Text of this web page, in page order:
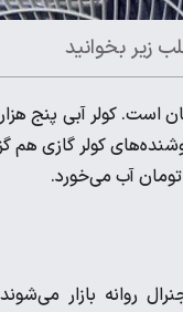
زیر بخوانید
هزار امسال دست‌کم ۳۵ میلیون
روانه بازار